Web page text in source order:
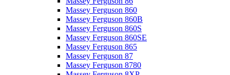
Massey Ferguson 860
Massey Ferguson 860B
Massey Ferguson 860S
Massey Ferguson 860SE
Massey Ferguson 865
Massey Ferguson 87
Massey Ferguson 8780